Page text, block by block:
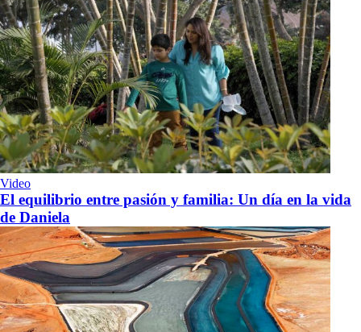
Video
El equilibrio entre pasión y familia: Un día en la vida
de Daniela